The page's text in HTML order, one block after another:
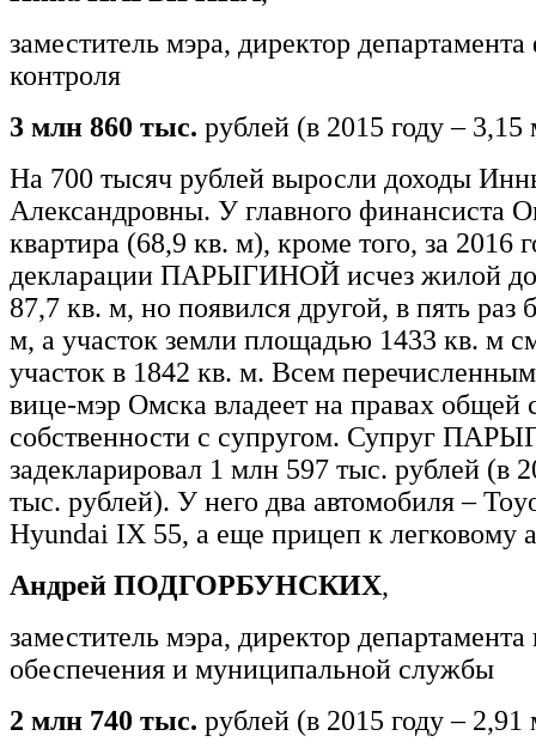
заместитель мэра, директор
контроля
3 млн 860 тыс. рублей (в 2015 году –
На 700 тысяч рублей выросли доходы
Александровны. У главного финансиста
квартира (68,9 кв. м), кроме того, за 2016
декларации ПАРЫГИНОЙ исчез жилой
87,7 кв. м, но появился другой, в пять раз
м, а участок земли площадью 1433 кв. м
участок в 1842 кв. м. Всем
вице-мэр Омска владеет на правах общей
собственности с супругом. Супруг
задекларировал 1 млн 597 тыс. рублей (в
тыс. рублей). У него два автомобиля –
Hyundai IX 55, а еще прицеп к легковому
Андрей ПОДГОРБУНСКИХ,
заместитель мэра, директор департамента
обеспечения и муниципальной службы
2 млн 740 тыс. рублей (в 2015 году –